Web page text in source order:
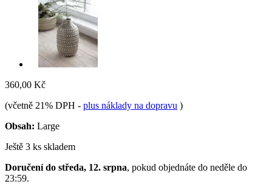
360,00 Kč
(včetně 21% DPH - plus náklady na dopravu )
Obsah: Large
Ještě 3 ks skladem
Doručení do středa, 12. srpna, pokud objednáte do neděle do
23:59.